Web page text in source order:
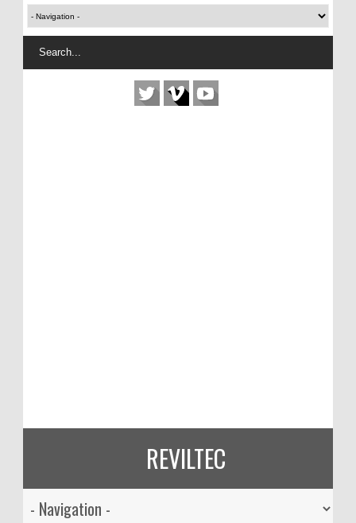
REVILTEC